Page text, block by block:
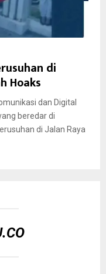
di
Hoaks
dan Digital
beredar di
di Jalan Raya